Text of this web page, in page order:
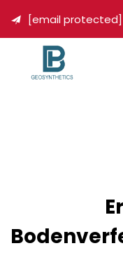
 [email protected]